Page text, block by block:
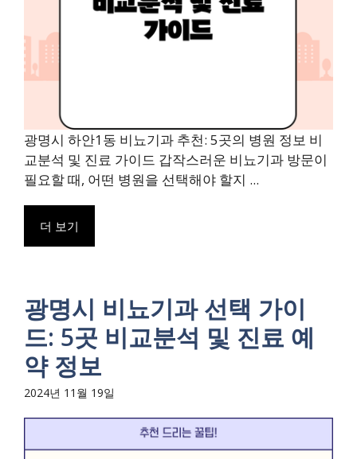
광명시 하안1동 비뇨기과 추천: 5곳의 병원 정보 비
교분석 및 진료 가이드 갑작스러운 비뇨기과 방문이
필요할 때, 어떤 병원을 선택해야 할지 ...
더 보기
광명시 비뇨기과 선택 가이
드: 5곳 비교분석 및 진료 예
약 정보
2024년 11월 19일